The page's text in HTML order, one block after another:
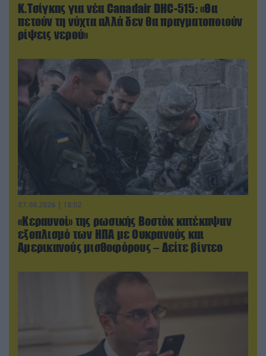
Κ.Τσίγκας για νέα Canadair DHC-515: «Θα
πετούν τη νύχτα αλλά δεν θα πραγματοποιούν
ρίψεις νερού»
07.08.2026 | 18:02
«Κεραυνοί» της ρωσικής Βοστόκ κατέκαψαν
εξοπλισμό των ΗΠΑ με Ουκρανούς και
Αμερικανούς μισθοφόρους – Δείτε βίντεο